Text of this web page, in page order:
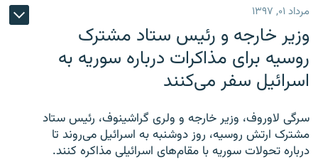
مرداد ۰۱, ۱۳۹۷
وزیر خارجه و رئیس‌ ستاد مشترک
روسیه برای مذاکرات درباره سوریه به
اسرائیل سفر می‌کنند
سرگی لاوروف، وزیر خارجه و ولری گراشینوف، رئیس ستاد
مشترک ارتش روسیه، روز دوشنبه به اسرائیل می‌روند تا
درباره تحولات سوریه با مقام‌های اسرائیلی مذاکره کنند.